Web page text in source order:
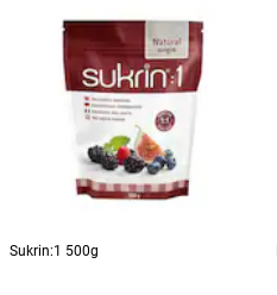
Sukrin:1 500g